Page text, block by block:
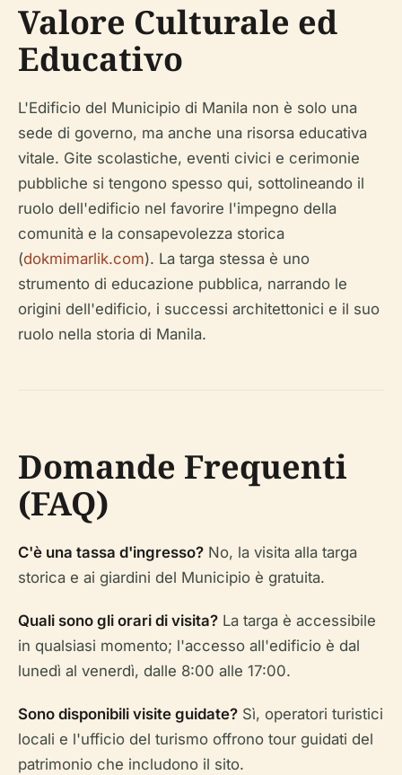
Valore Culturale ed
Educativo
L'Edificio del Municipio di Manila non è solo una
sede di governo, ma anche una risorsa educativa
vitale. Gite scolastiche, eventi civici e cerimonie
pubbliche si tengono spesso qui, sottolineando il
ruolo dell'edificio nel favorire l'impegno della
comunità e la consapevolezza storica
(dokmimarlik.com). La targa stessa è uno
strumento di educazione pubblica, narrando le
origini dell'edificio, i successi architettonici e il suo
ruolo nella storia di Manila.
Domande Frequenti
(FAQ)
C'è una tassa d'ingresso? No, la visita alla targa
storica e ai giardini del Municipio è gratuita.
Quali sono gli orari di visita? La targa è accessibile
in qualsiasi momento; l'accesso all'edificio è dal
lunedì al venerdì, dalle 8:00 alle 17:00.
Sono disponibili visite guidate? Sì, operatori turistici
locali e l'ufficio del turismo offrono tour guidati del
patrimonio che includono il sito.